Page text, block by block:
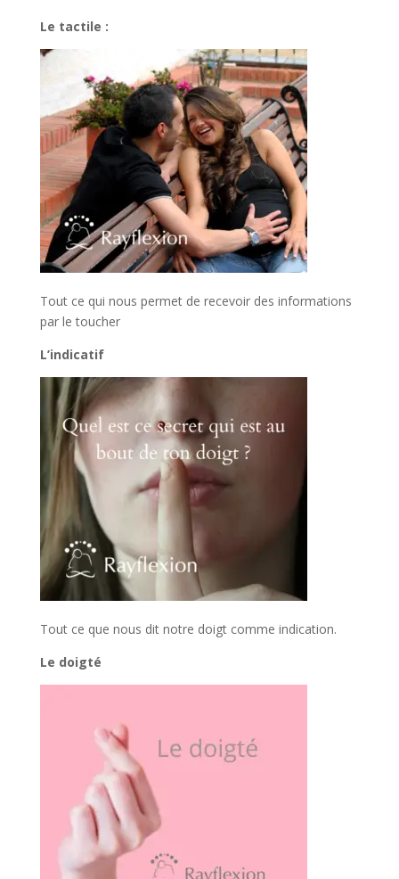
Le tactile :
Tout ce qui nous permet de recevoir des informations
par le toucher
L’indicatif
Tout ce que nous dit notre doigt comme indication.
Le doigté